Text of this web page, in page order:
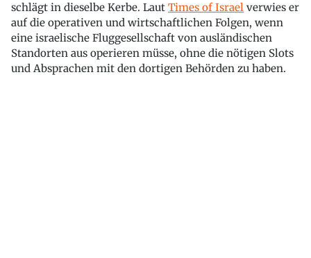
schlägt in dieselbe Kerbe. Laut Times of Israel verwies er
auf die operativen und wirtschaftlichen Folgen, wenn
eine israelische Fluggesellschaft von ausländischen
Standorten aus operieren müsse, ohne die nötigen Slots
und Absprachen mit den dortigen Behörden zu haben.